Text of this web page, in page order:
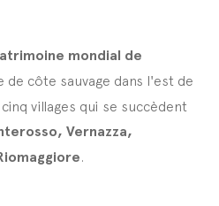
mondial de
de côte sauvage dans l'est de
villages qui se succèdent
Vernazza,